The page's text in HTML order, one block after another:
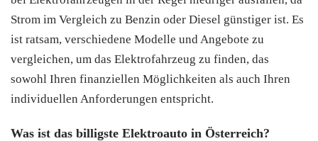
Strom im Vergleich zu Benzin oder Diesel günstiger ist. Es
ist ratsam, verschiedene Modelle und Angebote zu
vergleichen, um das Elektrofahrzeug zu finden, das
sowohl Ihren finanziellen Möglichkeiten als auch Ihren
individuellen Anforderungen entspricht.
Was ist das billigste Elektroauto in Österreich?